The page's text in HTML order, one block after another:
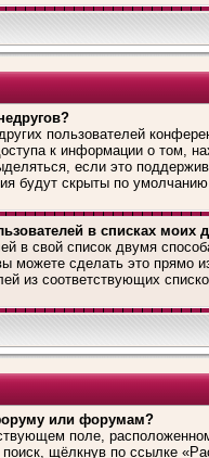
пользователей
к информации о том,
если это
будут скрыты по
в списках моих
в свой список двумя
можете сделать это прямо
из соответствующих
или форумам?
поле,
щёлкнув по ссылке